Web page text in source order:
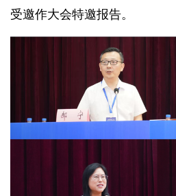
受邀作大会特邀报告。